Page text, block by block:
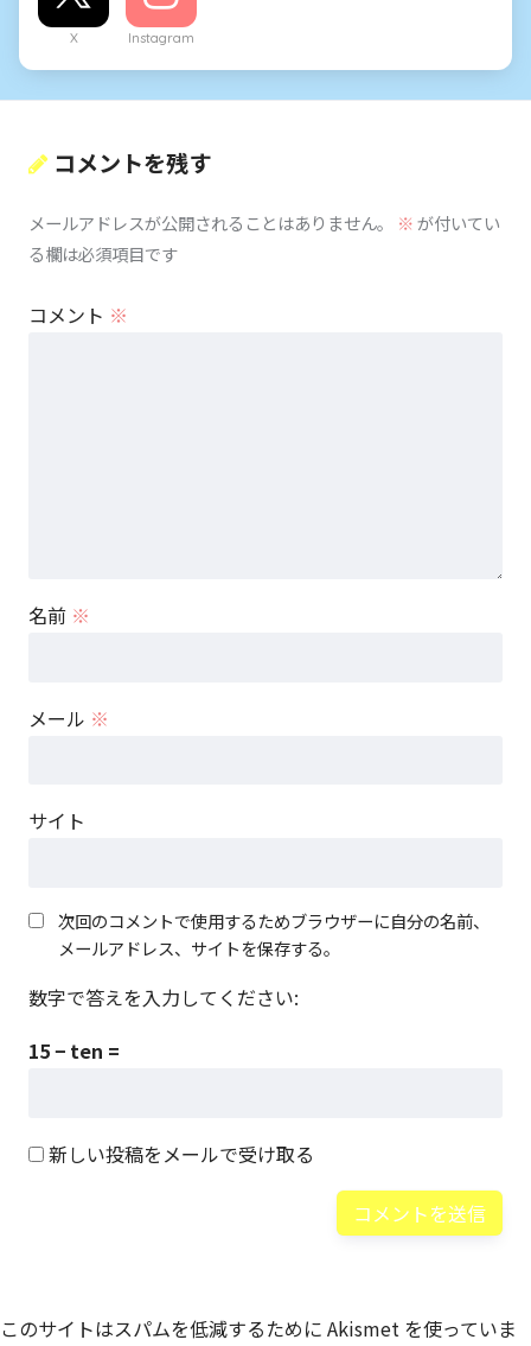
X Instagram
コメントを残す
メールアドレスが公開されることはありません。 ※が付いてい
る欄は必須項目です
コメント ※
名前 ※
メール ※
サイト
次回のコメントで使用するためブラウザーに自分の名前、
メールアドレス、サイトを保存する。
数字で答えを入力してください:
15 − ten =
新しい投稿をメールで受け取る
このサイトはスパムを低減するために Akismet を使っていま